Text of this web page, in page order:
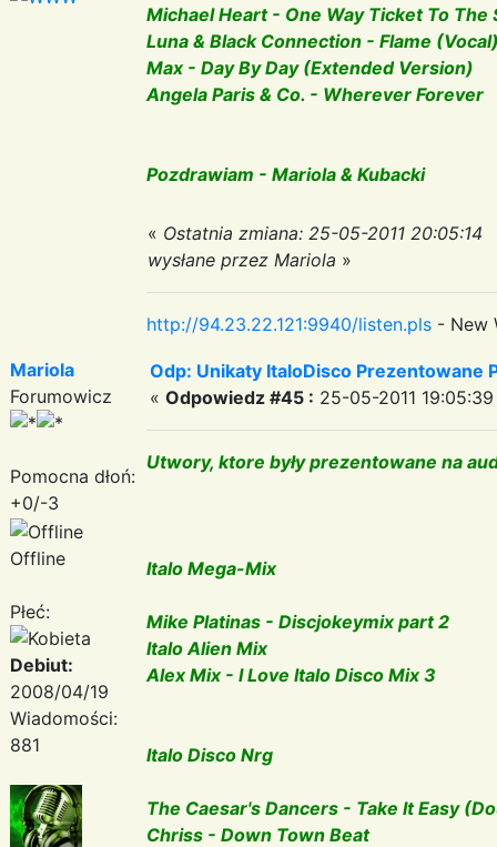
Michael Heart - One Way Ticket To The
Luna & Black Connection - Flame
Max - Day By Day (Extended Version)
Angela Paris & Co. - Wherever Forever
Pozdrawiam - Mariola & Kubacki
« Ostatnia zmiana: 25-05-2011 20:05:14
wysłane przez Mariola »
http://94.23.22.121:9940/listen.pls - New
Mariola
Forumowicz
Pomocna dłoń:
+0/-3
Offline
Płeć:
Debiut:
2008/04/19
Wiadomości:
881
Odp: Unikaty ItaloDisco Prezentowane
« Odpowiedz #45 : 25-05-2011
Utwory, ktore były prezentowane na
Italo Mega-Mix
Mike Platinas - Discjokeymix part 2
Italo Alien Mix
Alex Mix - I Love Italo Disco Mix 3
Italo Disco Nrg
The Caesar's Dancers - Take It Easy
Chriss - Down Town Beat